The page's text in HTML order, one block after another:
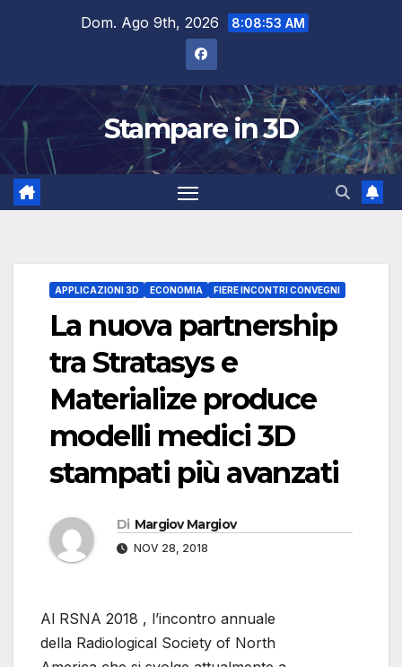
Dom. Ago 9th, 2026 8:08:54 AM
Stampare in 3D
APPLICAZIONI 3D ECONOMIA FIERE INCONTRI CONVEGNI
La nuova partnership
tra Stratasys e
Materialize produce
modelli medici 3D
stampati più avanzati
Di Margiov Margiov
NOV 28, 2018
Al RSNA 2018 , l’incontro annuale
della Radiological Society of North